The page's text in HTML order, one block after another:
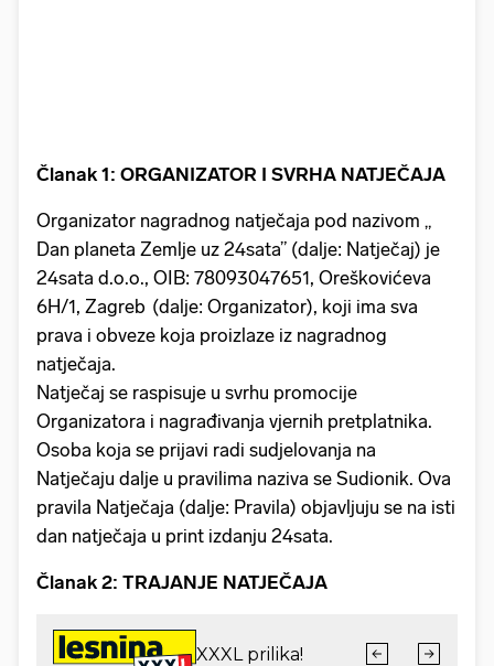
Članak 1: ORGANIZATOR I SVRHA NATJEČAJA
Organizator nagradnog natječaja pod nazivom „
Dan planeta Zemlje uz 24sata” (dalje: Natječaj) je
24sata d.o.o., OIB: 78093047651, Oreškovićeva
6H/1, Zagreb (dalje: Organizator), koji ima sva
prava i obveze koja proizlaze iz nagradnog
natječaja.
Natječaj se raspisuje u svrhu promocije
Organizatora i nagrađivanja vjernih pretplatnika.
Osoba koja se prijavi radi sudjelovanja na
Natječaju dalje u pravilima naziva se Sudionik. Ova
pravila Natječaja (dalje: Pravila) objavljuju se na isti
dan natječaja u print izdanju 24sata.
Članak 2: TRAJANJE NATJEČAJA